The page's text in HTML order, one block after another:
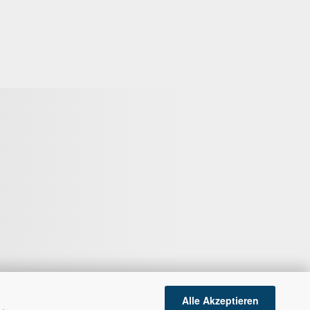
Alle Akzeptieren